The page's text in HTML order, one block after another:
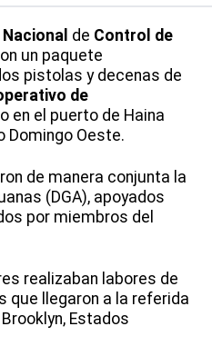
de Control de
un paquete
pistolas y decenas de
de
en el puerto de Haina
Domingo Oeste.
de manera conjunta la
(DGA), apoyados
por miembros del
realizaban labores de
que llegaron a la referida
Estados